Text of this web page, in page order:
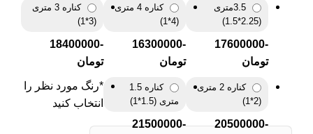
3.5متری
(2.25*1.5)
-17600000
تومان
کناره 4 متری
(4*1)
-16300000
تومان
کناره 3 متری
(3*1)
-18400000
تومان
کناره 2 متری
(2*1)
-20500000
کناره 1.5
متری (1.5*1)
-21500000
*رنگ مورد نظر را
انتخاب کنید